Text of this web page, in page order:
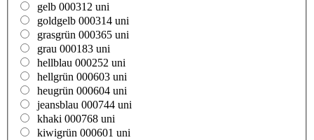
gelb 000312 uni
goldgelb 000314 uni
grasgrün 000365 uni
grau 000183 uni
hellblau 000252 uni
hellgrün 000603 uni
heugrün 000604 uni
jeansblau 000744 uni
khaki 000768 uni
kiwigrün 000601 uni